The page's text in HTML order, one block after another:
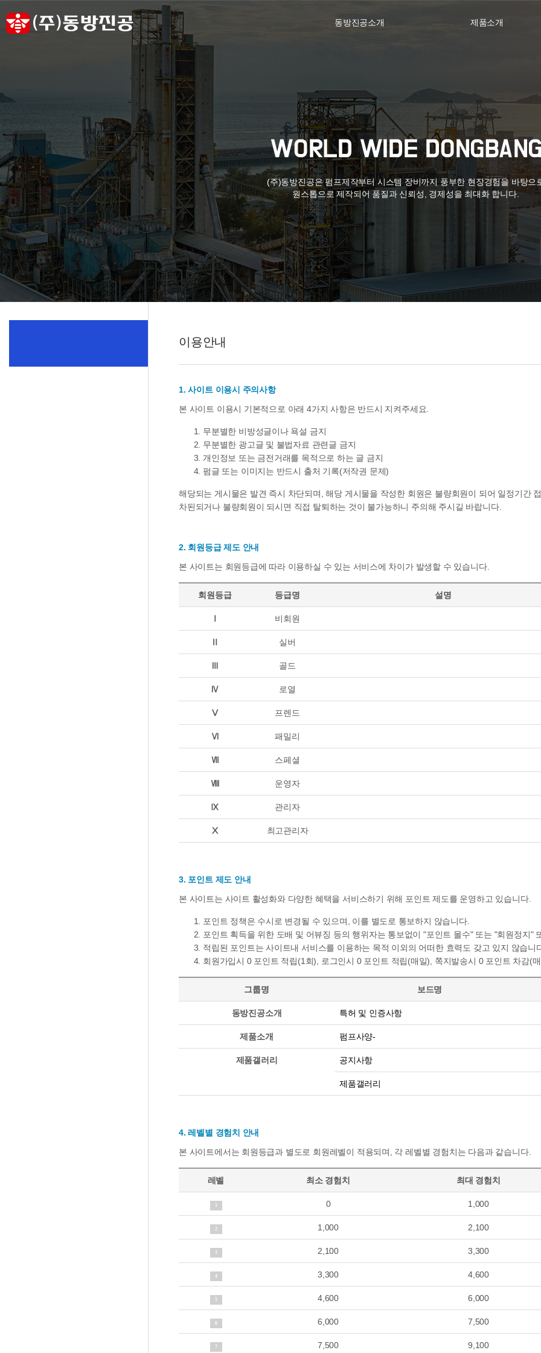
동방진공소개 제품소개
(주)동방진공은 펌프제작부터 시스템 장비까지 풍부한 현장경험을 바탕으
원스톱으로 제작되어 품질과 신뢰성, 경제성을 최대화 합니다.
이용안내
1. 사이트 이용시 주의사항
본 사이트 이용시 기본적으로 아래 4가지 사항은 반드시 지켜주세요.
무분별한 비방성글이나 욕설 금지
무분별한 광고글 및 불법자료 관련글 금지
개인정보 또는 금전거래를 목적으로 하는 글 금지
펌글 또는 이미지는 반드시 출처 기록(저작권 문제)
해당되는 게시물은 발견 즉시 차단되며, 해당 게시물을 작성한 회원은 불량회원이 되어 일정기간
차된되거나 불량회원이 되시면 직접 탈퇴하는 것이 불가능하니 주의해 주시길 바랍니다.
2. 회원등급 제도 안내
본 사이트는 회원등급에 따라 이용하실 수 있는 서비스에 차이가 발생할 수 있습니다.
회원등급 등급명 설명
Ⅰ 비회원
Ⅱ 실버
Ⅲ 골드
Ⅳ 로열
Ⅴ 프렌드
Ⅵ 패밀리
Ⅶ 스페셜
Ⅷ 운영자
Ⅸ 관리자
Ⅹ 최고관리자
3. 포인트 제도 안내
본 사이트는 사이트 활성화와 다양한 혜택을 서비스하기 위해 포인트 제도를 운영하고 있습니다.
포인트 정책은 수시로 변경될 수 있으며, 이를 별도로 통보하지 않습니다.
포인트 획득을 위한 도배 및 어뷰징 등의 행위자는 통보없이 "포인트 몰수" 또는 "회원정지"
적립된 포인트는 사이트내 서비스를 이용하는 목적 이외의 어떠한 효력도 갖고 있지 않습니
회원가입시 0포인트 적립(1회), 로그인시 0포인트 적립(매일), 쪽지발송시 0포인트 차감(
그룹명 보드명
동방진공소개 특허 및 인증사항
제품소개 펌프사양-
제품갤러리 공지사항
제품갤러리
4. 레벨별 경험치 안내
본 사이트에서는 회원등급과 별도로 회원레벨이 적용되며, 각 레벨별 경험치는 다음과 같습니다.
레벨 최소 경험치 최대 경험치
0 1,000
2 1,000 2,100
3 2,100 3,300
4 3,300 4,600
5 4,600 6,000
6 6,000 7,500
7 7,500 9,100